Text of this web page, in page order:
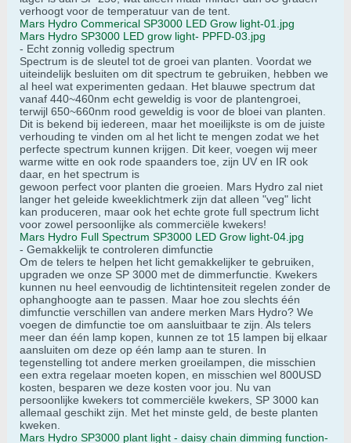
verhoogt voor de temperatuur van de tent.
Mars Hydro Commerical SP3000 LED Grow light-01.jpg
Mars Hydro SP3000 LED grow light- PPFD-03.jpg
- Echt zonnig volledig spectrum
Spectrum is de sleutel tot de groei van planten. Voordat we
uiteindelijk besluiten om dit spectrum te gebruiken, hebben we
al heel wat experimenten gedaan. Het blauwe spectrum dat
vanaf 440~460nm echt geweldig is voor de plantengroei,
terwijl 650~660nm rood geweldig is voor de bloei van planten.
Dit is bekend bij iedereen, maar het moeilijkste is om de juiste
verhouding te vinden om al het licht te mengen zodat we het
perfecte spectrum kunnen krijgen. Dit keer, voegen wij meer
warme witte en ook rode spaanders toe, zijn UV en IR ook
daar, en het spectrum is
gewoon perfect voor planten die groeien. Mars Hydro zal niet
langer het geleide kweeklichtmerk zijn dat alleen "veg" licht
kan produceren, maar ook het echte grote full spectrum licht
voor zowel persoonlijke als commerciële kwekers!
Mars Hydro Full Spectrum SP3000 LED Grow light-04.jpg
- Gemakkelijk te controleren dimfunctie
Om de telers te helpen het licht gemakkelijker te gebruiken,
upgraden we onze SP 3000 met de dimmerfunctie. Kwekers
kunnen nu heel eenvoudig de lichtintensiteit regelen zonder de
ophanghoogte aan te passen. Maar hoe zou slechts één
dimfunctie verschillen van andere merken Mars Hydro? We
voegen de dimfunctie toe om aansluitbaar te zijn. Als telers
meer dan één lamp kopen, kunnen ze tot 15 lampen bij elkaar
aansluiten om deze op één lamp aan te sturen. In
tegenstelling tot andere merken groeilampen, die misschien
een extra regelaar moeten kopen, en misschien wel 800USD
kosten, besparen we deze kosten voor jou. Nu van
persoonlijke kwekers tot commerciële kwekers, SP 3000 kan
allemaal geschikt zijn. Met het minste geld, de beste planten
kweken.
Mars Hydro SP3000 plant light - daisy chain dimming function-